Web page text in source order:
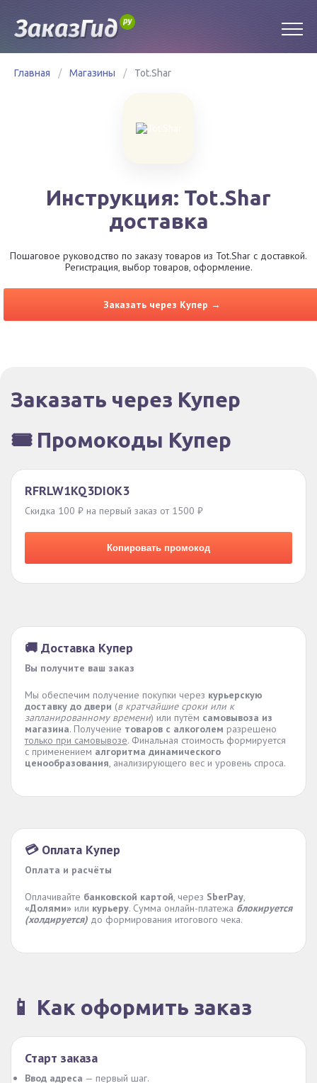
Главная / Магазины / Tot.Shar
Инструкция: Tot.Shar
доставка
Пошаговое руководство по заказу товаров из Tot.Shar с доставкой.
Регистрация, выбор товаров, оформление.
Заказать через Купер →
Заказать через Купер
🎟️ Промокоды Купер
RFRLW1KQ3DIOK3
Скидка 100 ₽ на первый заказ от 1500 ₽
Копировать промокод
🚚 Доставка Купер
Вы получите ваш заказ
Мы обеспечим получение покупки через курьерскую
доставку до двери (в кратчайшие сроки или к
запланированному времени) или путём самовывоза из
магазина. Получение товаров с алкоголем разрешено
только при самовывозе. Финальная стоимость формируется
с применением алгоритма динамического
ценообразования, анализирующего вес и уровень спроса.
💳 Оплата Купер
Оплата и расчёты
Оплачивайте банковской картой, через SberPay,
«Долями» или курьеру. Сумма онлайн-платежа блокируется
(холдируется) до формирования итогового чека.
📱 Как оформить заказ
Старт заказа
Ввод адреса — первый шаг.